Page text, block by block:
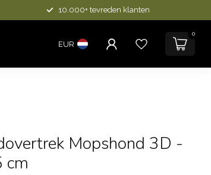
10.000+ tevreden klanten
EUR
0
Mopshond 3D -
cm